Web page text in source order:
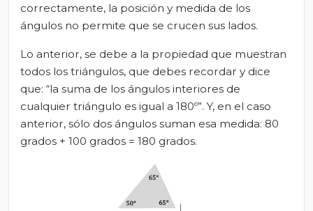
correctamente, la posición y medida de los
ángulos no permite que se crucen sus lados.
Lo anterior, se debe a la propiedad que muestran
todos los triángulos, que debes recordar y dice
que: “la suma de los ángulos interiores de
cualquier triángulo es igual a 180º”. Y, en el caso
anterior, sólo dos ángulos suman esa medida: 80
grados + 100 grados = 180 grados.